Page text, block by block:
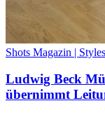
Shots Magazin |
Ludwig Beck
übernimmt